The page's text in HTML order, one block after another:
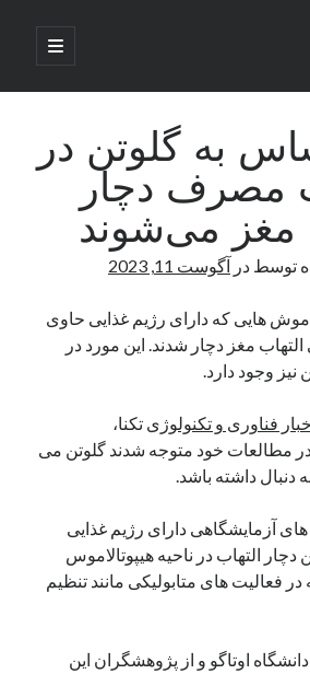
باز
کردن
اصلی
جستجو
به یکدیگر: تجربه‌ای یکپارچه و کاربردی
بسته‌های اینترنت ایرانسل همزمان با شرایط
ادعای نت‌بلاکس: قطعی اینترنت ایران بیش از 120 ساعت ادامه یافت؛ اتصال
به گلوتن در
مصرف دچار
مغز می‌شوند
توسط در آگوست 11, 2023
هایی که دارای رژیم غذایی حاوی
مغز دچار شدند. این مورد در
وجود دارد.
فناوری و تکنولوژی تکنا،
در مطالعات خود متوجه شدند گلوتن می
دنبال داشته باشد.
آزمایشگاهی دارای رژیم غذایی
گلوتن دچار التهاب در ناحیه هیپوتالاموس
فعالیت های متابولیکی مانند تنظیم
اوتاگو و از پژوهشگران این